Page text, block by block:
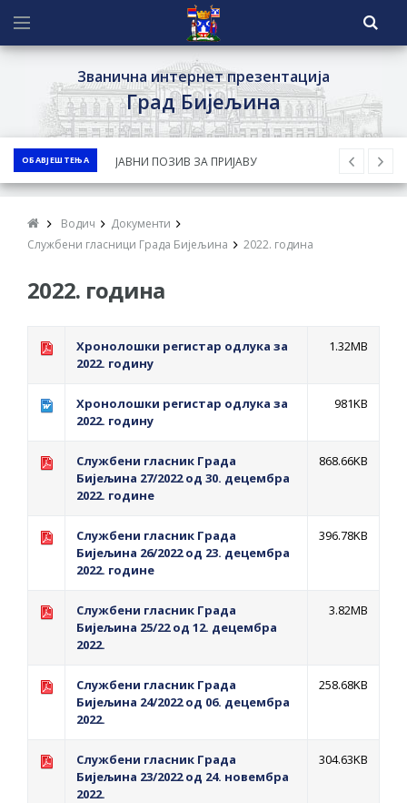
Званична интернет презентација
Град Бијељина
ОБАВЈЕШТЕЊА
ЈАВНИ ПОЗИВ ЗА ПРИЈАВУ
НЕПРОПИСНОГ ОДЛАГАЊА ОТПАДА УЗ
ЈАВНИ КОНКУРС ЗА ДОДЈЕЛУ
СУФИНАНСИРАЊЕ КУПОВИНЕ СЕОСКЕ
Обавјештење за предузетника - Ненад
ПРЕЛИМИНАРНA РАНГ ЛИСТA
НА ГРАДСКИ МЈЕСЕЧНИ БОРАЧКИ
ДОДАТАК ЗА ДЕМОБИЛИСАНЕ БОРЦЕ
СОЦИЈАЛНЕ ПОТРЕБЕ
помоћ за набавку школског прибора
гориво доступни од 13. марта до 15.
Обавјештење о забрани саобраћаја 6. и
Водич
Документи
Службени гласници Града Бијељина
2022. година
2022. година
Хронолошки регистар одлука за
2022. годину
1.32MB
Хронолошки регистар одлука за
2022. годину
981KB
Службени гласник Града
Бијељина 27/2022 од 30. децембра
2022. године
868.66KB
Службени гласник Града
Бијељина 26/2022 од 23. децембра
2022. године
396.78KB
Службени гласник Града
Бијељина 25/22 од 12. децембра
2022.
3.82MB
Службени гласник Града
Бијељина 24/2022 од 06. децембра
2022.
258.68KB
Службени гласник Града
Бијељина 23/2022 од 24. новембра
2022.
304.63KB